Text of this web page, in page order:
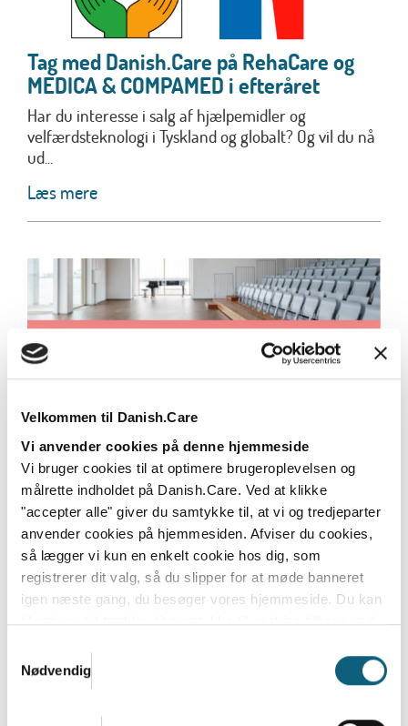
Velkommen til Danish.Care
Vi anvender cookies på denne hjemmeside
Vi bruger cookies til at optimere brugeroplevelsen og
målrette indholdet på Danish.Care. Ved at klikke
"accepter alle" giver du samtykke til, at vi og tredjeparter
anvender cookies på hjemmesiden. Afviser du cookies,
så lægger vi kun en enkelt cookie hos dig, som
registrerer dit valg, så du slipper for at møde banneret
igen næste gang, du besøger vores hjemmeside. Du kan
til enhver tid trække dit samtykke til cookies tilbage ved
Danish.Cares privatlivs- og cookiepolitik
Nødvendig
Tag med Danish.Care på RehaCare og
MEDICA & COMPAMED i efteråret
Har du interesse i salg af hjælpemidler og
velfærdsteknologi i Tyskland og globalt? Og vil du nå
ud...
Læs mere
Danish.Care Nyt 28. april 2025
Læs mere